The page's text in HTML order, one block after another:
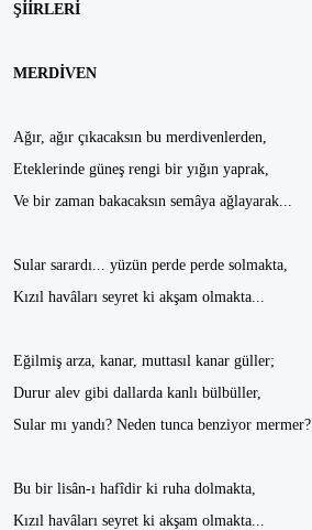
ŞİİRLERİ
MERDİVEN
Ağır, ağır çıkacaksın bu merdivenlerden,
Eteklerinde güneş rengi bir yığın yaprak,
Ve bir zaman bakacaksın semâya ağlayarak...
Sular sarardı... yüzün perde perde solmakta,
Kızıl havâları seyret ki akşam olmakta...
Eğilmiş arza, kanar, muttasıl kanar güller;
Durur alev gibi dallarda kanlı bülbüller,
Sular mı yandı? Neden tunca benziyor mermer?
Bu bir lisân-ı hafîdir ki ruha dolmakta,
Kızıl havâları seyret ki akşam olmakta...